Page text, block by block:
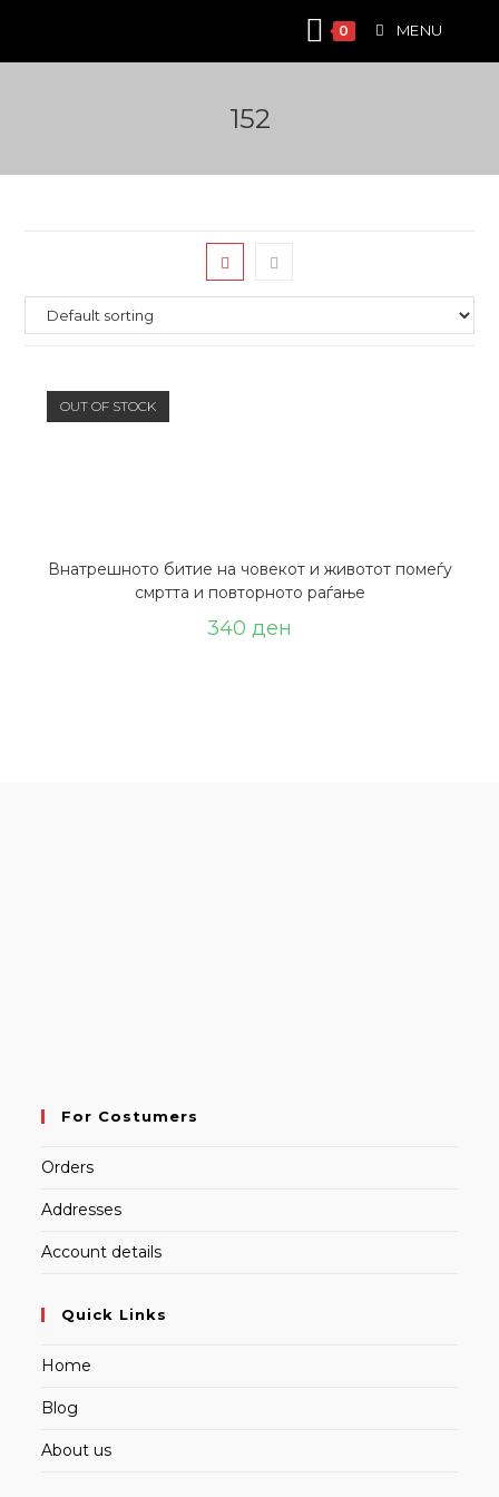
content
0 MENU
152
OUT OF STOCK
Внатрешното битие на човекот и животот помеѓу
смртта и повторното раѓање
340 ден
For Costumers
Orders
Addresses
Account details
Quick Links
Home
Blog
About us